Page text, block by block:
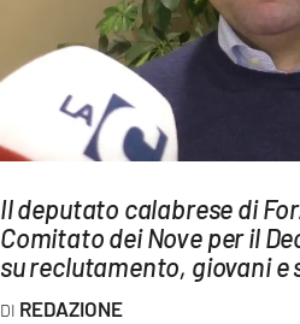
Streaming
LAC NETWORK
LAC ONAIR
LaC
Network
Il deputato calabrese di
Comitato dei Nove per il
su reclutamento, giovani e
REDAZIONE